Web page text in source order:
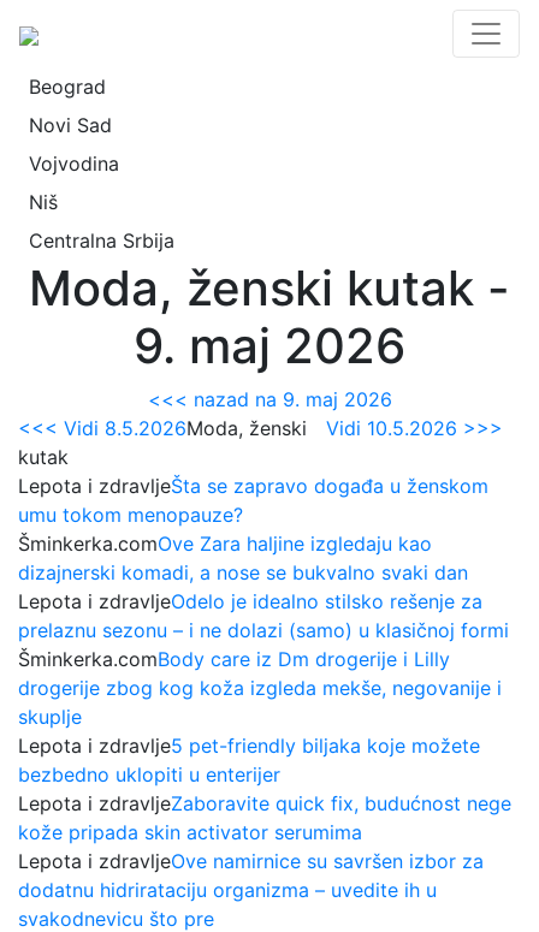
Beograd
Novi Sad
Vojvodina
Niš
Centralna Srbija
Moda, ženski kutak -
9. maj 2026
<<< nazad na 9. maj 2026
<<< Vidi 8.5.2026
Vidi 10.5.2026 >>>
Moda, ženski
kutak
Lepota i zdravljeŠta se zapravo događa u ženskom
umu tokom menopauze?
Šminkerka.comOve Zara haljine izgledaju kao
dizajnerski komadi, a nose se bukvalno svaki dan
Lepota i zdravljeOdelo je idealno stilsko rešenje za
prelaznu sezonu – i ne dolazi (samo) u klasičnoj formi
Šminkerka.comBody care iz Dm drogerije i Lilly
drogerije zbog kog koža izgleda mekše, negovanije i
skuplje
Lepota i zdravlje5 pet-friendly biljaka koje možete
bezbedno uklopiti u enterijer
Lepota i zdravljeZaboravite quick fix, budućnost nege
kože pripada skin activator serumima
Lepota i zdravljeOve namirnice su savršen izbor za
dodatnu hidrirataciju organizma – uvedite ih u
svakodnevicu što pre